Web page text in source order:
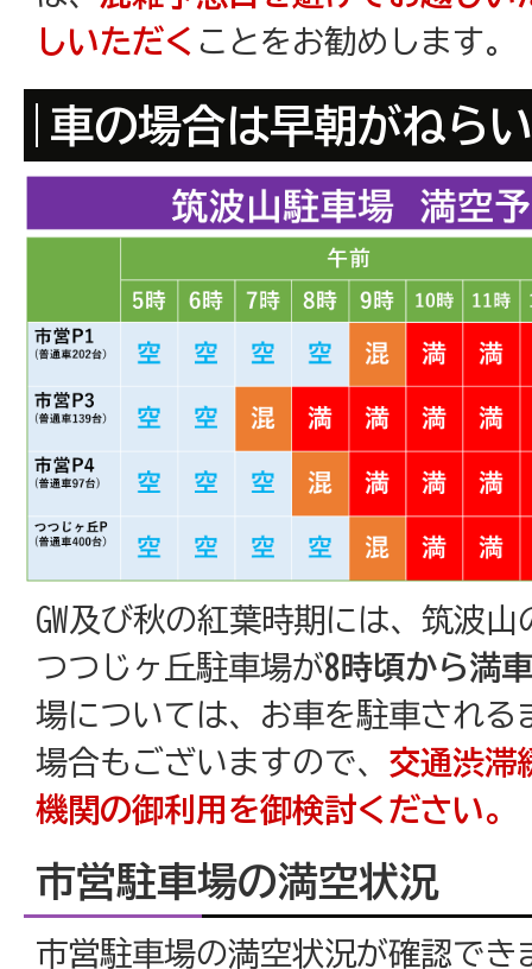
しいただく ことをお勧めします。
車の場合は早朝がねら
GW及び秋の紅葉時期には、筑波
つつじヶ丘駐車場が8時頃から満車
場については、お車を駐車される
場合もございますので、 交通渋滞
機関の御利用を御検討ください。
市営駐車場の満空状況
市営駐車場の満空状況が確認でき